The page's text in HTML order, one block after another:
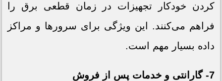
کردن خودکار تجهیزات در زمان قطعی برق را
فراهم می‌کنند. این ویژگی برای سرورها و مراکز
داده بسیار مهم است.
7- گارانتی و خدمات پس از فروش